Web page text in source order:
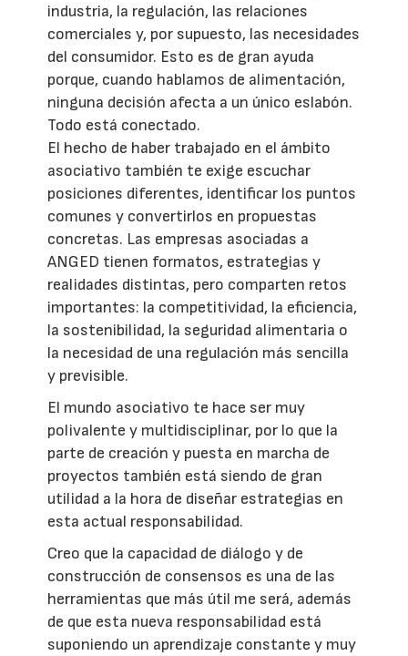
industria, la regulación, las relaciones
comerciales y, por supuesto, las necesidades
del consumidor. Esto es de gran ayuda
porque, cuando hablamos de alimentación,
ninguna decisión afecta a un único eslabón.
Todo está conectado.
El hecho de haber trabajado en el ámbito
asociativo también te exige escuchar
posiciones diferentes, identificar los puntos
comunes y convertirlos en propuestas
concretas. Las empresas asociadas a
ANGED tienen formatos, estrategias y
realidades distintas, pero comparten retos
importantes: la competitividad, la eficiencia,
la sostenibilidad, la seguridad alimentaria o
la necesidad de una regulación más sencilla
y previsible.
El mundo asociativo te hace ser muy
polivalente y multidisciplinar, por lo que la
parte de creación y puesta en marcha de
proyectos también está siendo de gran
utilidad a la hora de diseñar estrategias en
esta actual responsabilidad.
Creo que la capacidad de diálogo y de
construcción de consensos es una de las
herramientas que más útil me será, además
de que esta nueva responsabilidad está
suponiendo un aprendizaje constante y muy